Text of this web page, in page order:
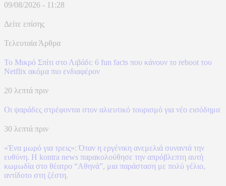
09/08/2026 - 11:28
Δείτε επίσης
Τελευταία Άρθρα
To Mικρό Σπίτι στο Λιβάδι: 6 fun facts που κάνουν το reboot του
Netflix ακόμα πιο ενδιαφέρον
20 λεπτά πριν
Οι ψαράδες στρέφονται στον αλιευτικό τουρισμό για νέο εισόδημα
30 λεπτά πριν
«Ένα μωρό για τρεις»: Όταν η εργένικη ανεμελιά συναντά την
ευθύνη. Η kontra news παρακολούθησε την απρόβλεπτη αυτή
κωμωδία στο θέατρο “Αθηνά”, μια παράσταση με πολύ γέλιο,
αντίδοτο στη ζέστη.